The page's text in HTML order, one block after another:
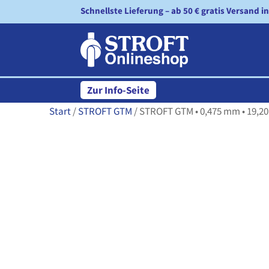
Schnellste Lieferung – ab 50 € gratis Versand
Zur Info-Seite
Start/STROFT GTM / STROFT GTM • 0,475 mm •